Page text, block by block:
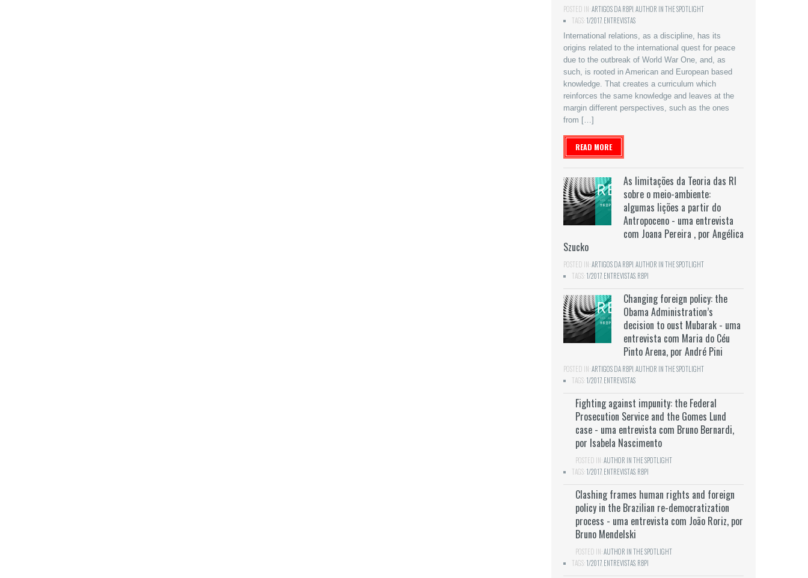
POSTED IN:ARTIGOS DA RBPI AUTHOR IN THE SPOTLIGHT
TAGS:1/2017 ENTREVISTAS
International relations, as a discipline, has its
origins related to the international quest for peace
due to the outbreak of World War One, and, as
such, is rooted in American and European based
knowledge. That creates a curriculum which
reinforces the same knowledge and leaves at the
margin different perspectives, such as the ones
from […]
READ MORE
As limitações da Teoria das RI
sobre o meio-ambiente:
algumas lições a partir do
Antropoceno - uma entrevista
com Joana Pereira , por Angélica
Szucko
POSTED IN:ARTIGOS DA RBPI AUTHOR IN THE SPOTLIGHT
TAGS:1/2017 ENTREVISTAS RBPI
Changing foreign policy: the
Obama Administration’s
decision to oust Mubarak - uma
entrevista com Maria do Céu
Pinto Arena, por André Pini
POSTED IN:ARTIGOS DA RBPI AUTHOR IN THE SPOTLIGHT
TAGS:1/2017 ENTREVISTAS
Fighting against impunity: the Federal
Prosecution Service and the Gomes Lund
case - uma entrevista com Bruno Bernardi,
por Isabela Nascimento
POSTED IN:AUTHOR IN THE SPOTLIGHT
TAGS:1/2017 ENTREVISTAS RBPI
Clashing frames human rights and foreign
policy in the Brazilian re-democratization
process - uma entrevista com João Roriz, por
Bruno Mendelski
POSTED IN:AUTHOR IN THE SPOTLIGHT
TAGS:1/2017 ENTREVISTAS RBPI